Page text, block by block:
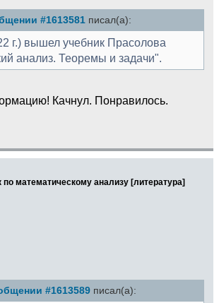
#1613581 писал(а):
г.) вышел учебник Прасолова
анализ. Теоремы и задачи".
Качнул. Понравилось.
по математическому анализу [литература]
#1613589 писал(а):